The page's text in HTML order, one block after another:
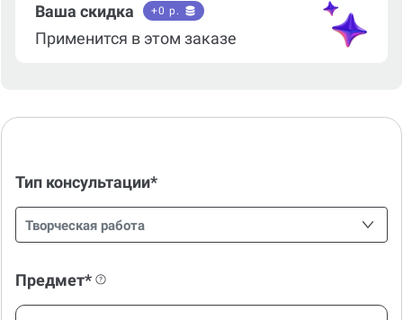
Ваша скидка +0 р.
Применится в этом заказе
Тип консультации*
Творческая работа
Предмет*